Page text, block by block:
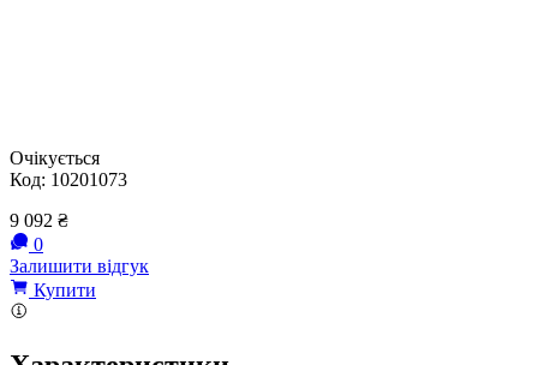
Очікується
Код: 10201073
9 092 ₴
0
Залишити відгук
Купити